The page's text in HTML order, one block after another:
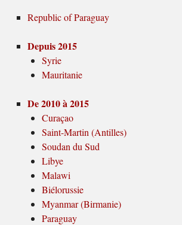
Republic of Paraguay
Depuis 2015
Syrie
Mauritanie
De 2010 à 2015
Curaçao
Saint-Martin (Antilles)
Soudan du Sud
Libye
Malawi
Biélorussie
Myanmar (Birmanie)
Paraguay